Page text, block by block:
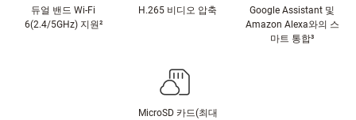
듀얼 밴드 Wi-Fi
6(2.4/5GHz) 지원²
H.265 비디오 압축
Google Assistant 및
Amazon Alexa와의 스
마트 통합³
MicroSD 카드(최대